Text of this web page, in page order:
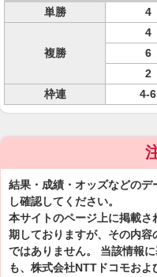
単勝 4
複勝
4
6
2
枠連
4-6
結果・成績・オッズなどの
し確認してください。
本サイトのページ上に掲載
期しておりますが、その内
ではありません。 当該情報
も、株式会社NTTドコモお